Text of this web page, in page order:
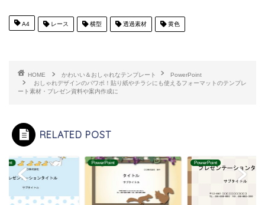
A4 レース 横型 透過素材 黄色
HOME かわいい＆おしゃれなテンプレート
PowerPoint
おしゃれデザインのパワポ！貼り紙やチラシにも使えるフォーマットのテンプレ
ート素材・プレゼン資料や案内作成に
RELATED POST
PowerPoint PowerPoint